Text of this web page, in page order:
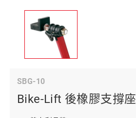
SBG-10
Bike-Lift 後橡膠支撐座